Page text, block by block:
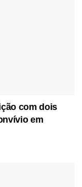
com dois
em